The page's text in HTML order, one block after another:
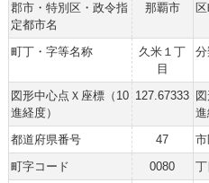
郡市・特別区・政令指
定都市名
那覇市
町丁・字等名称
久米１丁
目
図形中心点Ｘ座標（10
進経度）
127.67333
進
都道府県番号 47
町字コード
0080